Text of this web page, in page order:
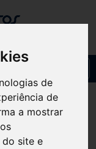
de
de
a mostrar
site e